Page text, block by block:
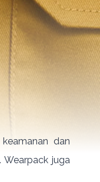
dan
Wearpack juga